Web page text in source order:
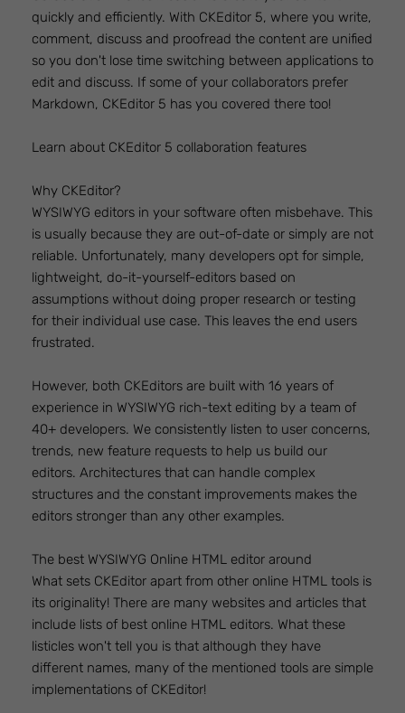
quickly and efficiently. With CKEditor 5, where you write,
comment, discuss and proofread the content are unified
so you don't lose time switching between applications to
edit and discuss. If some of your collaborators prefer
Markdown, CKEditor 5 has you covered there too!
Learn about CKEditor 5 collaboration features
Why CKEditor?
WYSIWYG editors in your software often misbehave. This
is usually because they are out-of-date or simply are not
reliable. Unfortunately, many developers opt for simple,
lightweight, do-it-yourself-editors based on
assumptions without doing proper research or testing
for their individual use case. This leaves the end users
frustrated.
However, both CKEditors are built with 16 years of
experience in WYSIWYG rich-text editing by a team of
40+ developers. We consistently listen to user concerns,
trends, new feature requests to help us build our
editors. Architectures that can handle complex
structures and the constant improvements makes the
editors stronger than any other examples.
The best WYSIWYG Online HTML editor around
What sets CKEditor apart from other online HTML tools is
its originality! There are many websites and articles that
include lists of best online HTML editors. What these
listicles won't tell you is that although they have
different names, many of the mentioned tools are simple
implementations of CKEditor!